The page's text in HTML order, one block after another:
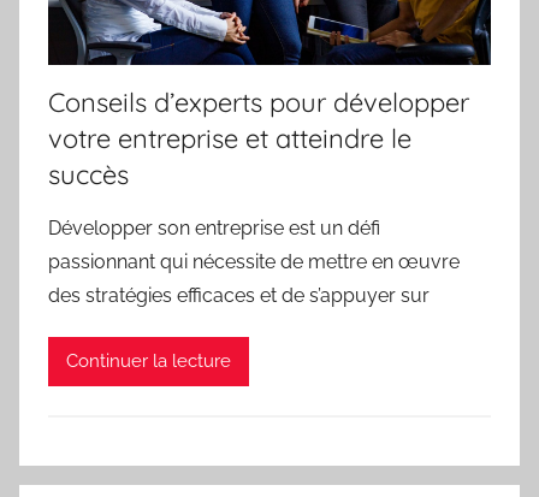
Conseils d’experts pour développer
votre entreprise et atteindre le
succès
Développer son entreprise est un défi
passionnant qui nécessite de mettre en œuvre
des stratégies efficaces et de s’appuyer sur
Continuer la lecture